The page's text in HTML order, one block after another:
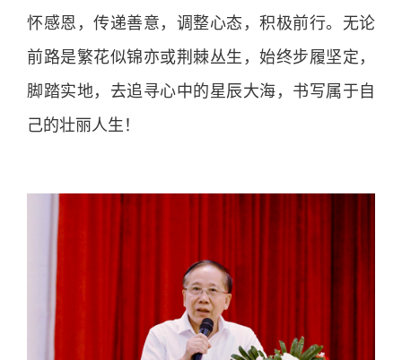
怀感恩，传递善意，调整心态，积极前行。无论
前路是繁花似锦亦或荆棘丛生，始终步履坚定，
脚踏实地，去追寻心中的星辰大海，书写属于自
己的壮丽人生！